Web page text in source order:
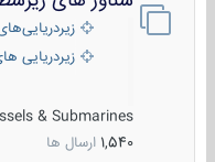
زیردریایی‌های
زیردریایی های
& Submarines
1,540 ارسال ها